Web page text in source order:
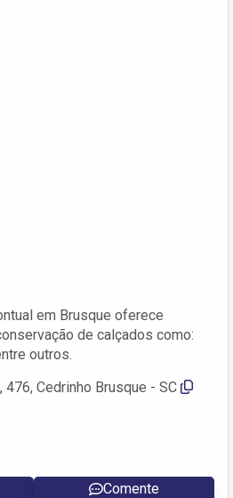
em Brusque oferece
de calçados como:
outros.
476, Cedrinho Brusque - SC
Comente